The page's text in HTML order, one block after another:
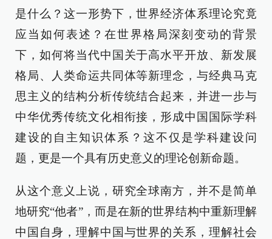
是什么？这一形势下，世界经济体系理论究竟
应当如何表述？在世界格局深刻变动的背景
下，如何将当代中国关于高水平开放、新发展
格局、人类命运共同体等新理念，与经典马克
思主义的结构分析传统结合起来，并进一步与
中华优秀传统文化相衔接，形成中国国际学科
建设的自主知识体系？这不仅是学科建设问
题，更是一个具有历史意义的理论创新命题。
从这个意义上说，研究全球南方，并不是简单
地研究“他者”，而是在新的世界结构中重新理解
中国自身，理解中国与世界的关系，理解社会